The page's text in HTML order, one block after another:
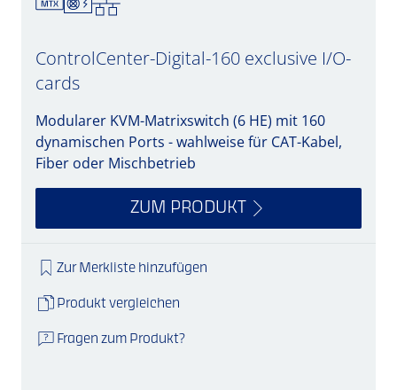
ControlCenter-Digital-160 exclusive I/O-
cards
Modularer KVM-Matrixswitch (6 HE) mit 160
dynamischen Ports - wahlweise für CAT-Kabel,
Fiber oder Mischbetrieb
ZUM PRODUKT
Zur Merkliste hinzufügen
Produkt vergleichen
Fragen zum Produkt?